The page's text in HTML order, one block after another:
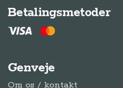
Betalingsmetoder
Genveje
Om os / kontakt